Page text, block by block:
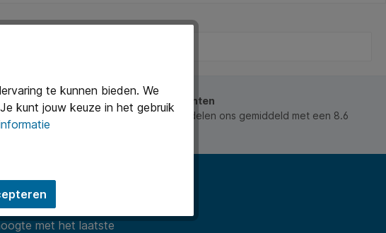
Uitstekend beoordeeld door onze klanten
Onze klanten waarderen ons en beoordelen ons gemiddeld met een 8.6
(2400+ reviews).
met het laatste
te kunnen bieden. We
kunt jouw keuze in het gebruik